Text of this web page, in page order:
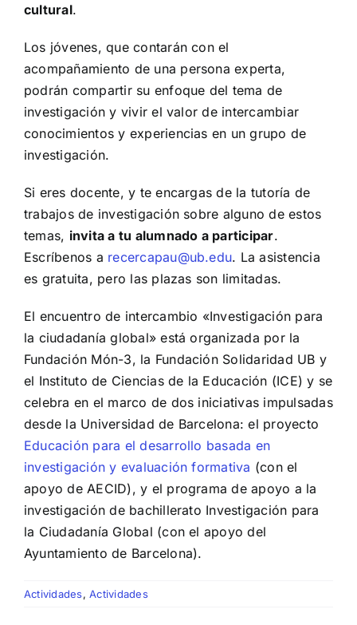
cultural.
Los jóvenes, que contarán con el
acompañamiento de una persona experta,
podrán compartir su enfoque del tema de
investigación y vivir el valor de intercambiar
conocimientos y experiencias en un grupo de
investigación.
Si eres docente, y te encargas de la tutoría de
trabajos de investigación sobre alguno de estos
temas, invita a tu alumnado a participar.
Escríbenos a recercapau@ub.edu. La asistencia
es gratuita, pero las plazas son limitadas.
El encuentro de intercambio «Investigación para
la ciudadanía global» está organizada por la
Fundación Món-3, la Fundación Solidaridad UB y
el Instituto de Ciencias de la Educación (ICE) y se
celebra en el marco de dos iniciativas impulsadas
desde la Universidad de Barcelona: el proyecto
Educación para el desarrollo basada en
investigación y evaluación formativa (con el
apoyo de AECID), y el programa de apoyo a la
investigación de bachillerato Investigación para
la Ciudadanía Global (con el apoyo del
Ayuntamiento de Barcelona).
Actividades,Actividades